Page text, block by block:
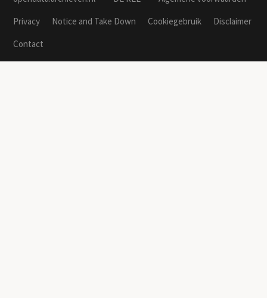
Privacy
Notice and Take Down Cookiegebruik
Disclaimer
Contact